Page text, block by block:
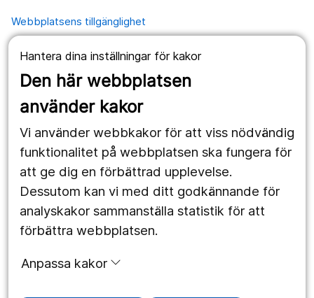
Hantera dina inställningar för kakor
Den här webbplatsen
använder kakor
Vi använder webbkakor för att viss nödvändig
funktionalitet på webbplatsen ska fungera för
att ge dig en förbättrad upplevelse.
Dessutom kan vi med ditt godkännande för
analyskakor sammanställa statistik för att
förbättra webbplatsen.
Anpassa kakor
Webbplatsens tillgänglighet
Våra webbplatser
1177.se
Region Örebro län
Följ oss
Facebook